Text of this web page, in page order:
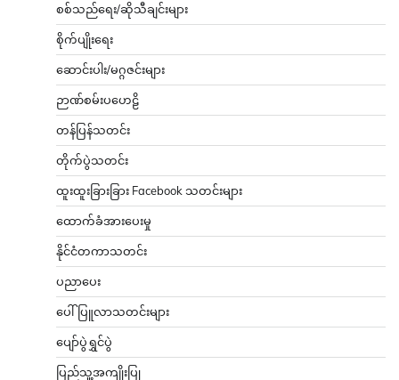
စစ်သည်ရေး/ဆိုသီချင်းများ
စိုက်ပျိုးရေး
ဆောင်းပါး/မဂ္ဂဇင်းများ
ဉာဏ်စမ်းပဟေဠိ
တန်ပြန်သတင်း
တိုက်ပွဲသတင်း
ထူးထူးခြားခြား Facebook သတင်းများ
ထောက်ခံအားပေးမှု
နိုင်ငံတကာသတင်း
ပညာပေး
ပေါ်ပြူလာသတင်းများ
ပျော်ပွဲရွှင်ပွဲ
ပြည်သူ့အကျိုးပြု